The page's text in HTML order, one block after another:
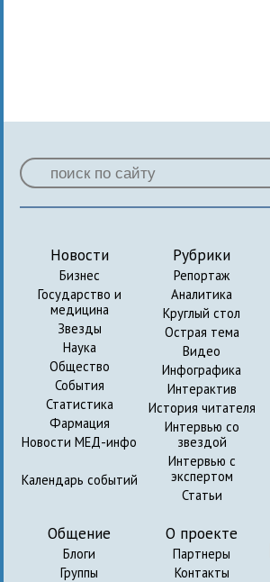
Новости
Бизнес
Государство и
медицина
Звезды
Наука
Общество
События
Статистика
Фармация
Новости МЕД-инфо
Календарь событий
Рубрики
Репортаж
Аналитика
Круглый стол
Острая тема
Видео
Инфографика
Интерактив
История читателя
Интервью со
звездой
Интервью с
экспертом
Статьи
Общение
Блоги
Группы
О проекте
Партнеры
Контакты